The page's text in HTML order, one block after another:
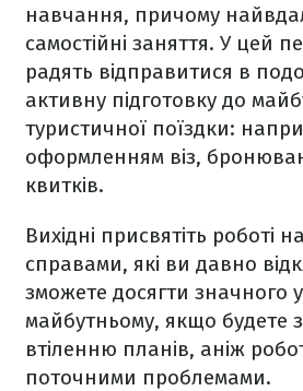
навчання, причому
самостійні заняття. У цей
радять відправитися в
активну підготовку до
туристичної поїздки:
оформленням віз,
квитків.
Вихідні присвятіть роботі
справами, які ви давно
зможете досягти значного
майбутньому, якщо будете
втіленню планів, аніж
поточними проблемами.